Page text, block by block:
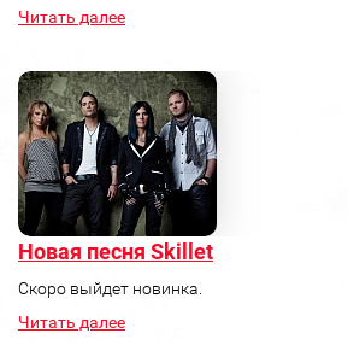
Читать далее
Новая песня Skillet
Скоро выйдет новинка.
Читать далее